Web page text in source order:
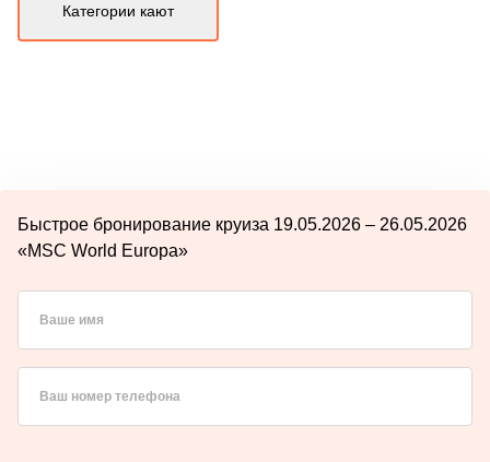
Категории кают
Быстрое бронирование круиза 19.05.2026 – 26.05.2026
«MSC World Europa»
Ваше имя
Ваш номер телефона